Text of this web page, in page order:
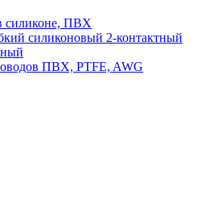
силиконе, ПВХ
силиконовый 2-контактный
ПВХ, PTFE, AWG